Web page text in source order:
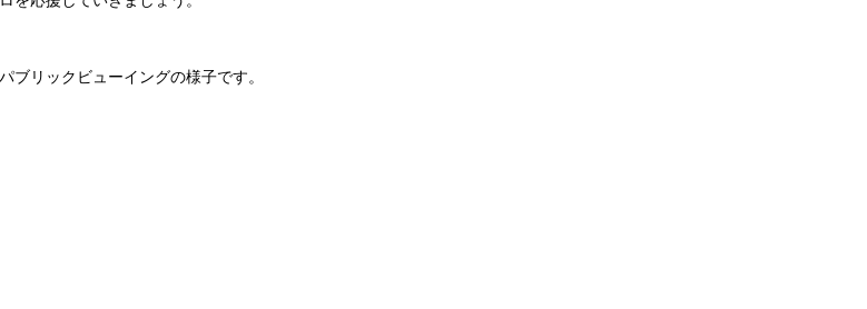
リックビューイングの様子です。